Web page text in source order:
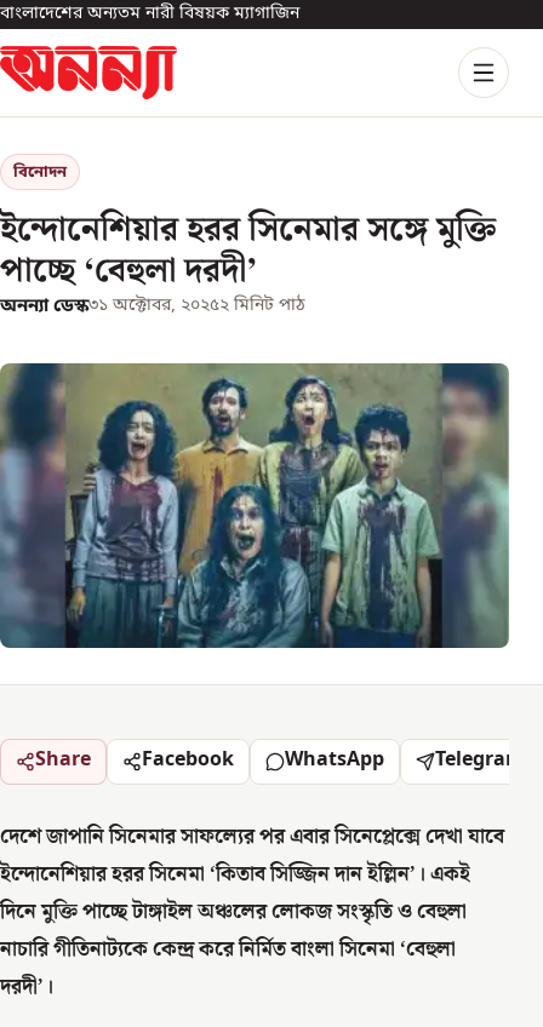
বাংলাদেশের অন্যতম নারী বিষয়ক ম্যাগাজিন
বিনোদন
ইন্দোনেশিয়ার হরর সিনেমার সঙ্গে মুক্তি
পাচ্ছে ‘বেহুলা দরদী’
অনন্যা ডেস্ক৩১ অক্টোবর, ২০২৫২ মিনিট পাঠ
Share Facebook WhatsApp Telegram
দেশে জাপানি সিনেমার সাফল্যের পর এবার সিনেপ্লেক্সে দেখা যাবে
ইন্দোনেশিয়ার হরর সিনেমা ‘কিতাব সিজ্জিন দান ইল্লিন’। একই
দিনে মুক্তি পাচ্ছে টাঙ্গাইল অঞ্চলের লোকজ সংস্কৃতি ও বেহুলা
নাচারি গীতিনাট্যকে কেন্দ্র করে নির্মিত বাংলা সিনেমা ‘বেহুলা
দরদী’।